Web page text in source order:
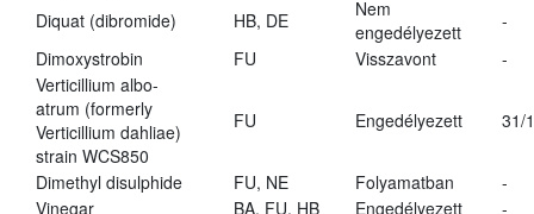
Diquat (dibromide) HB, DE
Nem
engedélyezett
-
Dimoxystrobin
FU Visszavont
-
Verticillium albo-
atrum (formerly
Verticillium dahliae)
strain WCS850
FU Engedélyezett 31/
Dimethyl disulphide FU, NE Folyamatban
-
Vinegar
BA, FU, HB Engedélyezett
-